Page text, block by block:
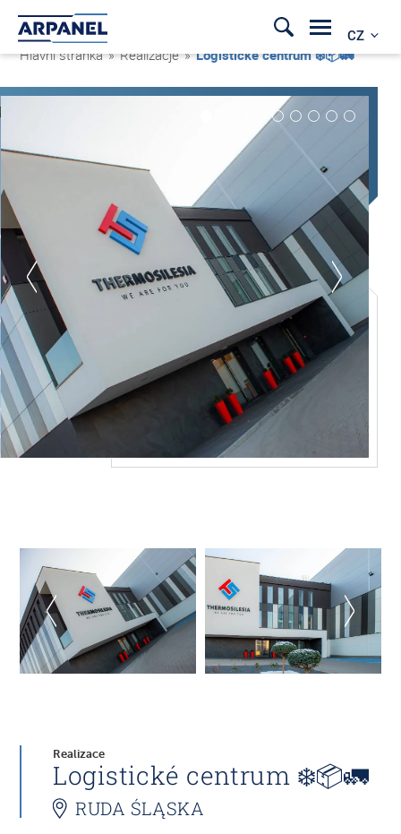
CZ
Hlavní stránka » Realizacje »Logistické centrum ❄️📦🚛
Realizace
Logistické centrum ❄️📦🚛
RUDA ŚLĄSKA